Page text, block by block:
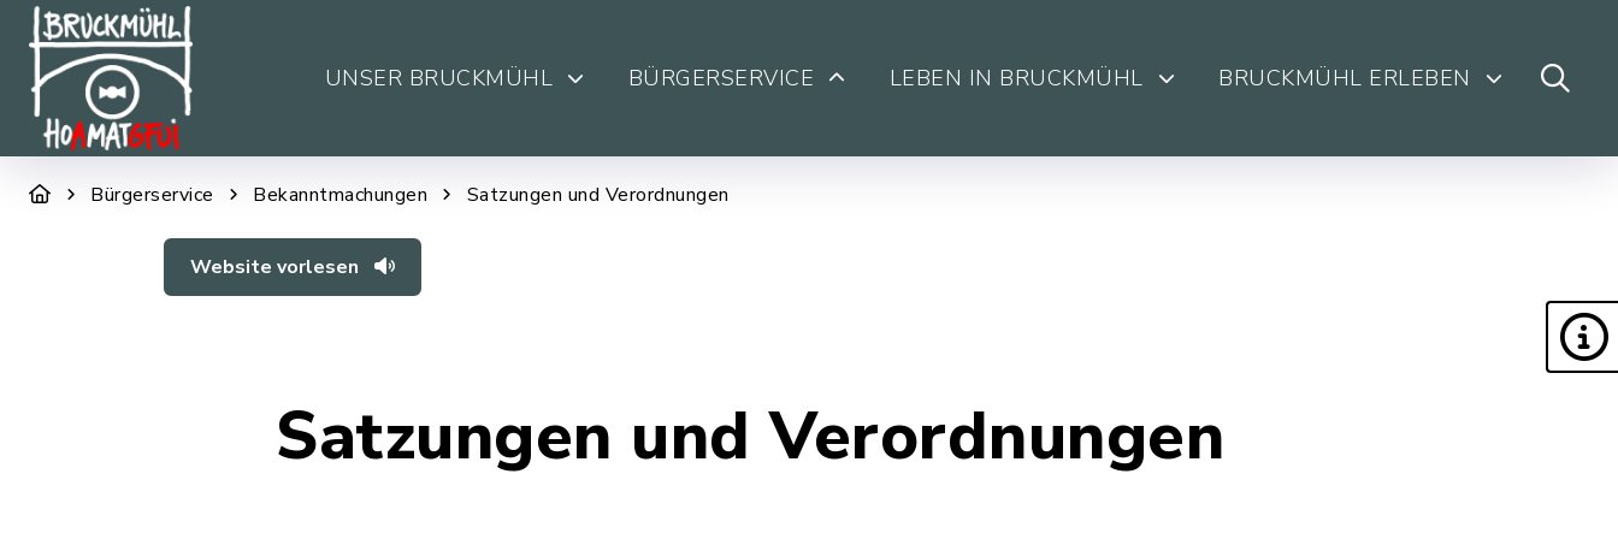
UNSER BRUCKMÜHL BÜRGERSERVICE LEBEN IN BRUCKMÜHL BRUCKMÜHL ERLEBEN
Bürgerservice Bekanntmachungen Satzungen und Verordnungen
Website vorlesen
Satzungen und Verordnungen